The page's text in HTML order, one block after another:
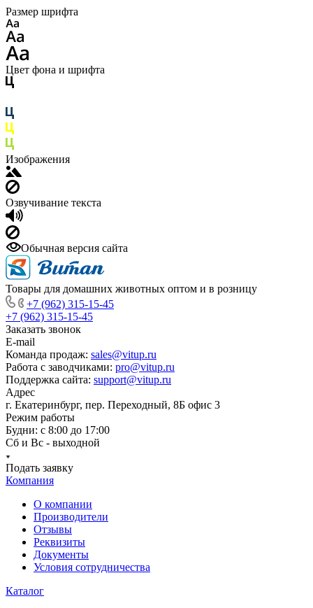
Размер шрифта
Цвет фона и шрифта
Изображения
Озвучивание текста
Обычная версия сайта
Товары для домашних животных оптом и в розницу
+7 (962) 315-15-45
+7 (962) 315-15-45
Заказать звонок
E-mail
Команда продаж: sales@vitup.ru
Работа с заводчиками: pro@vitup.ru
Поддержка сайта: support@vitup.ru
Адрес
г. Екатеринбург, пер. Переходный, 8Б офис 3
Режим работы
Будни: с 8:00 до 17:00
Сб и Вс - выходной
Подать заявку
Компания
О компании
Производители
Отзывы
Реквизиты
Документы
Условия сотрудничества
Каталог